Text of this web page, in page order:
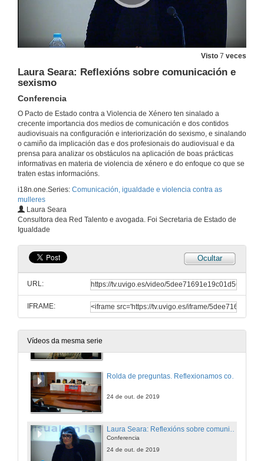
Visto 7 veces
Laura Seara: Reflexións sobre comunicación e
sexismo
Conferencia
O Pacto de Estado contra a Violencia de Xénero ten sinalado a
crecente importancia dos medios de comunicación e dos contidos
audiovisuais na configuración e interiorización do sexismo, e sinalando
o camiño da implicación das e dos profesionais do audiovisual e da
prensa para analizar os obstáculos na aplicación de boas prácticas
informativas en materia de violencia de xénero e do enfoque co que se
traten estas informacións.
i18n.one.Series: Comunicación, igualdade e violencia contra as
mulleres
Laura Seara
Consultora dea Red Talento e avogada. Foi Secretaria de Estado de
Igualdade
Ocultar
URL:
IFRAME:
Vídeos da mesma serie
24 de out. de 2019
Rolda de preguntas. A ficción audiovisual, unha maquinaria de fabricar misoxinia
24 de out. de 2019
Mulleres nos medios como especialistas, opinadoras e expertas en diferentes materias
24 de out. de 2019
Rolda de preguntas. Mulleres nos medios como especialistas, opinadoras e expertas en diferentes materias
Conferencia
24 de out. de 2019
Rolda de preguntas. Reflexionamos con... Sesión de tarde
24 de out. de 2019
Conferencia
24 de out. de 2019